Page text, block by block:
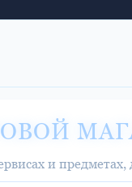
и предметах,